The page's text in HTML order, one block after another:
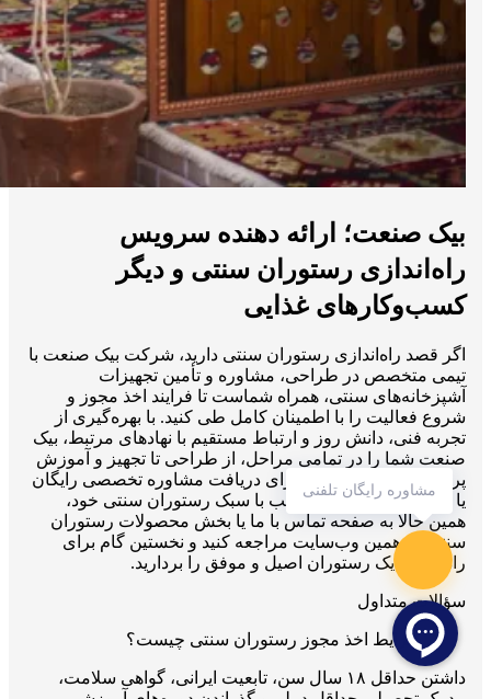
بیک صنعت؛ ارائه دهنده سرویس
راه‌اندازی رستوران سنتی و دیگر
کسب‌وکارهای غذایی
اگر قصد راه‌اندازی رستوران سنتی دارید، شرکت بیک صنعت با
تیمی متخصص در طراحی، مشاوره و تأمین تجهیزات
آشپزخانه‌های سنتی، همراه شماست تا فرایند اخذ مجوز و
شروع فعالیت را با اطمینان کامل طی کنید. با بهره‌گیری از
تجربه فنی، دانش روز و ارتباط مستقیم با نهادهای مرتبط، بیک
صنعت شما را در تمامی مراحل، از طراحی تا تجهیز و آموزش
پرسنل همراهی می‌کند. برای دریافت مشاوره تخصصی رایگان
یا مشاهده تجهیزات متناسب با سبک رستوران سنتی خود،
همین حالا به صفحه تماس با ما یا بخش محصولات رستوران
سنتی در همین وب‌سایت مراجعه کنید و نخستین گام برای
راه‌اندازی یک رستوران اصیل و موفق را بردارید.
سؤالات متداول
شرایط اخذ مجوز رستوران سنتی چیست؟
داشتن حداقل ۱۸ سال سن، تابعیت ایرانی، گواهی سلامت،
مشاوره رایگان تلفنی